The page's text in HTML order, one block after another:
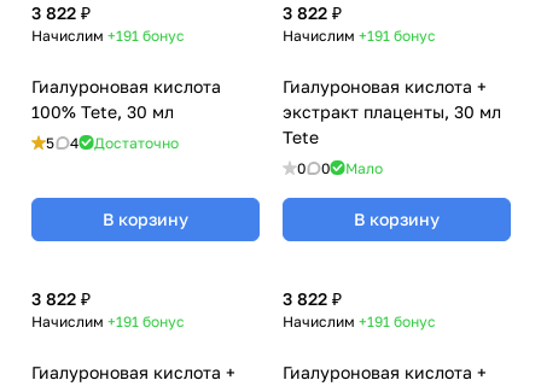
3 822 ₽
Начислим +191 бонус
Гиалуроновая кислота
100% Tete, 30 мл
5 4 Достаточно
В корзину
3 822 ₽
Начислим +191 бонус
Гиалуроновая кислота +
экстракт плаценты, 30 мл
Tete
0 0 Мало
В корзину
3 822 ₽
Начислим +191 бонус
Гиалуроновая кислота +
3 822 ₽
Начислим +191 бонус
Гиалуроновая кислота +